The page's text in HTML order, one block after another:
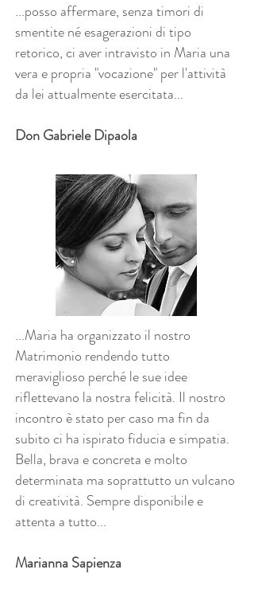
...posso affermare, senza timori di
smentite né esagerazioni di tipo
retorico, ci aver intravisto in Maria una
vera e propria "vocazione" per l'attività
da lei attualmente esercitata...
Don Gabriele Dipaola
...Maria ha organizzato il nostro
Matrimonio rendendo tutto
meraviglioso perché le sue idee
riflettevano la nostra felicità. Il nostro
incontro è stato per caso ma fin da
subito ci ha ispirato fiducia e simpatia.
Bella, brava e concreta e molto
determinata ma soprattutto un vulcano
di creatività. Sempre disponibile e
attenta a tutto...
Marianna Sapienza